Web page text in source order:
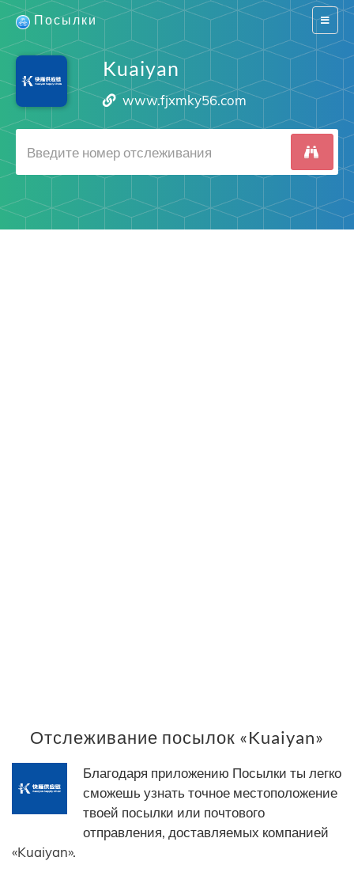
Switch
Посылки
Kuaiyan
www.fjxmky56.com
Отслеживание посылок «Kuaiyan»
Благодаря приложению Посылки ты легко
сможешь узнать точное местоположение
твоей посылки или почтового
отправления, доставляемых компанией
«Kuaiyan».